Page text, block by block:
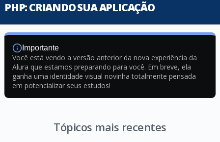
PHP: CRIANDO SUA APLICAÇÃO
Importante
Você está vendo a versão anterior da nova experiência da
Alura que estamos preparando para você. Em breve, ela
ganha uma identidade visual novinha totalmente pensada
em potencializar seus estudos!
Tópicos mais recentes